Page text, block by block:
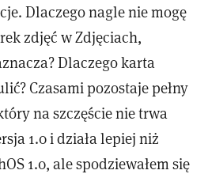
Dlaczego nagle nie mogę
zdjęć w Zdjęciach,
Dlaczego karta
Czasami pozostaje pełny
na szczęście nie trwa
1.0 i działa lepiej niż
1.0, ale spodziewałem się